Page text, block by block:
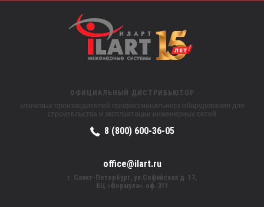
ОФИЦИАЛЬНЫЙ ДИСТРИБЬЮТОР
ключевых производителей профессионального оборудования для
строительства и эксплуатации инженерных сетей
8 (800) 600-36-05
office@ilart.ru
г. Санкт-Петербург, ул.Софийская д. 17,
БЦ «Формула». оф. 311